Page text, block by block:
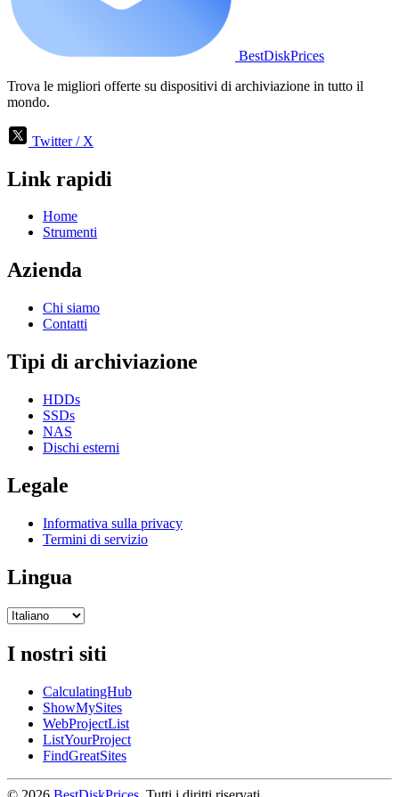
BestDiskPrices
Trova le migliori offerte su dispositivi di archiviazione in tutto il
mondo.
Twitter / X
Link rapidi
Home
Strumenti
Azienda
Chi siamo
Contatti
Tipi di archiviazione
HDDs
SSDs
NAS
Dischi esterni
Legale
Informativa sulla privacy
Termini di servizio
Lingua
I nostri siti
CalculatingHub
ShowMySites
WebProjectList
ListYourProject
FindGreatSites